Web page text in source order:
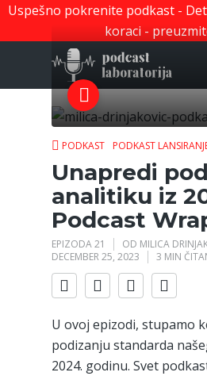
Uspešno pokrenite podkast -
koraci -
PODKAST PODKAST
Unapredi
analitiku iz
Podcast
EPIZODA 21 OD MILICA
DECEMBER 25, 2023
3 MIN
U ovoj epizodi, stupamo
podizanju standarda
2024. godinu. Svet